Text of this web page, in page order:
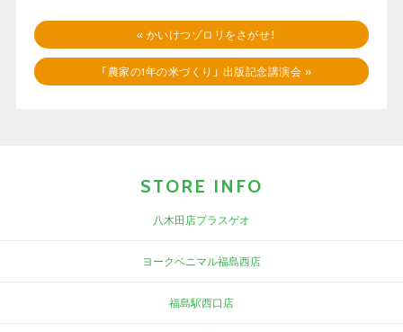
« かいけつゾロリをさがせ！
「農家の1年の米づくり」 出版記念講演会 »
STORE INFO
八木田店プラスゲオ
ヨークベニマル福島西店
福島駅西口店